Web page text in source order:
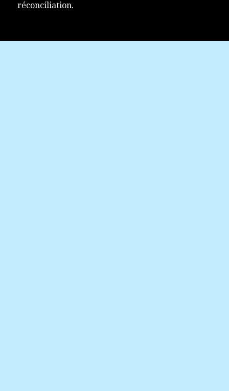
réconciliation.